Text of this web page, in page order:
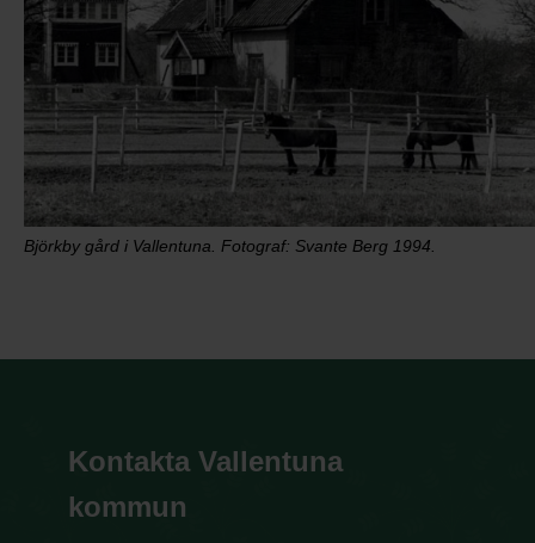
Björkby gård i Vallentuna. Fotograf: Svante Berg 1994.
Kontakta Vallentuna
kommun